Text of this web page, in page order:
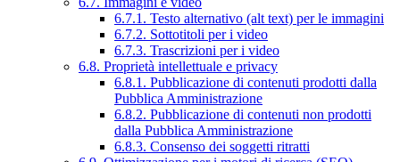
6.7.1. Testo alternativo (alt text) per le immagini
6.7.2. Sottotitoli per i video
6.7.3. Trascrizioni per i video
6.8. Proprietà intellettuale e privacy
6.8.1. Pubblicazione di contenuti prodotti dalla
Pubblica Amministrazione
6.8.2. Pubblicazione di contenuti non prodotti
dalla Pubblica Amministrazione
6.8.3. Consenso dei soggetti ritratti